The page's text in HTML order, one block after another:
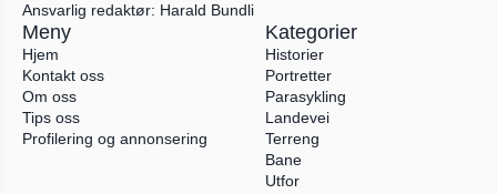
Ansvarlig redaktør: Harald Bundli
Meny
Hjem
Kontakt oss
Om oss
Tips oss
Profilering og annonsering
Kategorier
Historier
Portretter
Parasykling
Landevei
Terreng
Bane
Utfor